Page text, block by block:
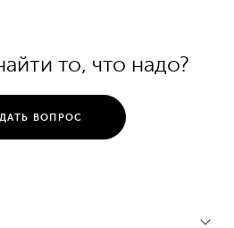
то, что надо?
ВОПРОС